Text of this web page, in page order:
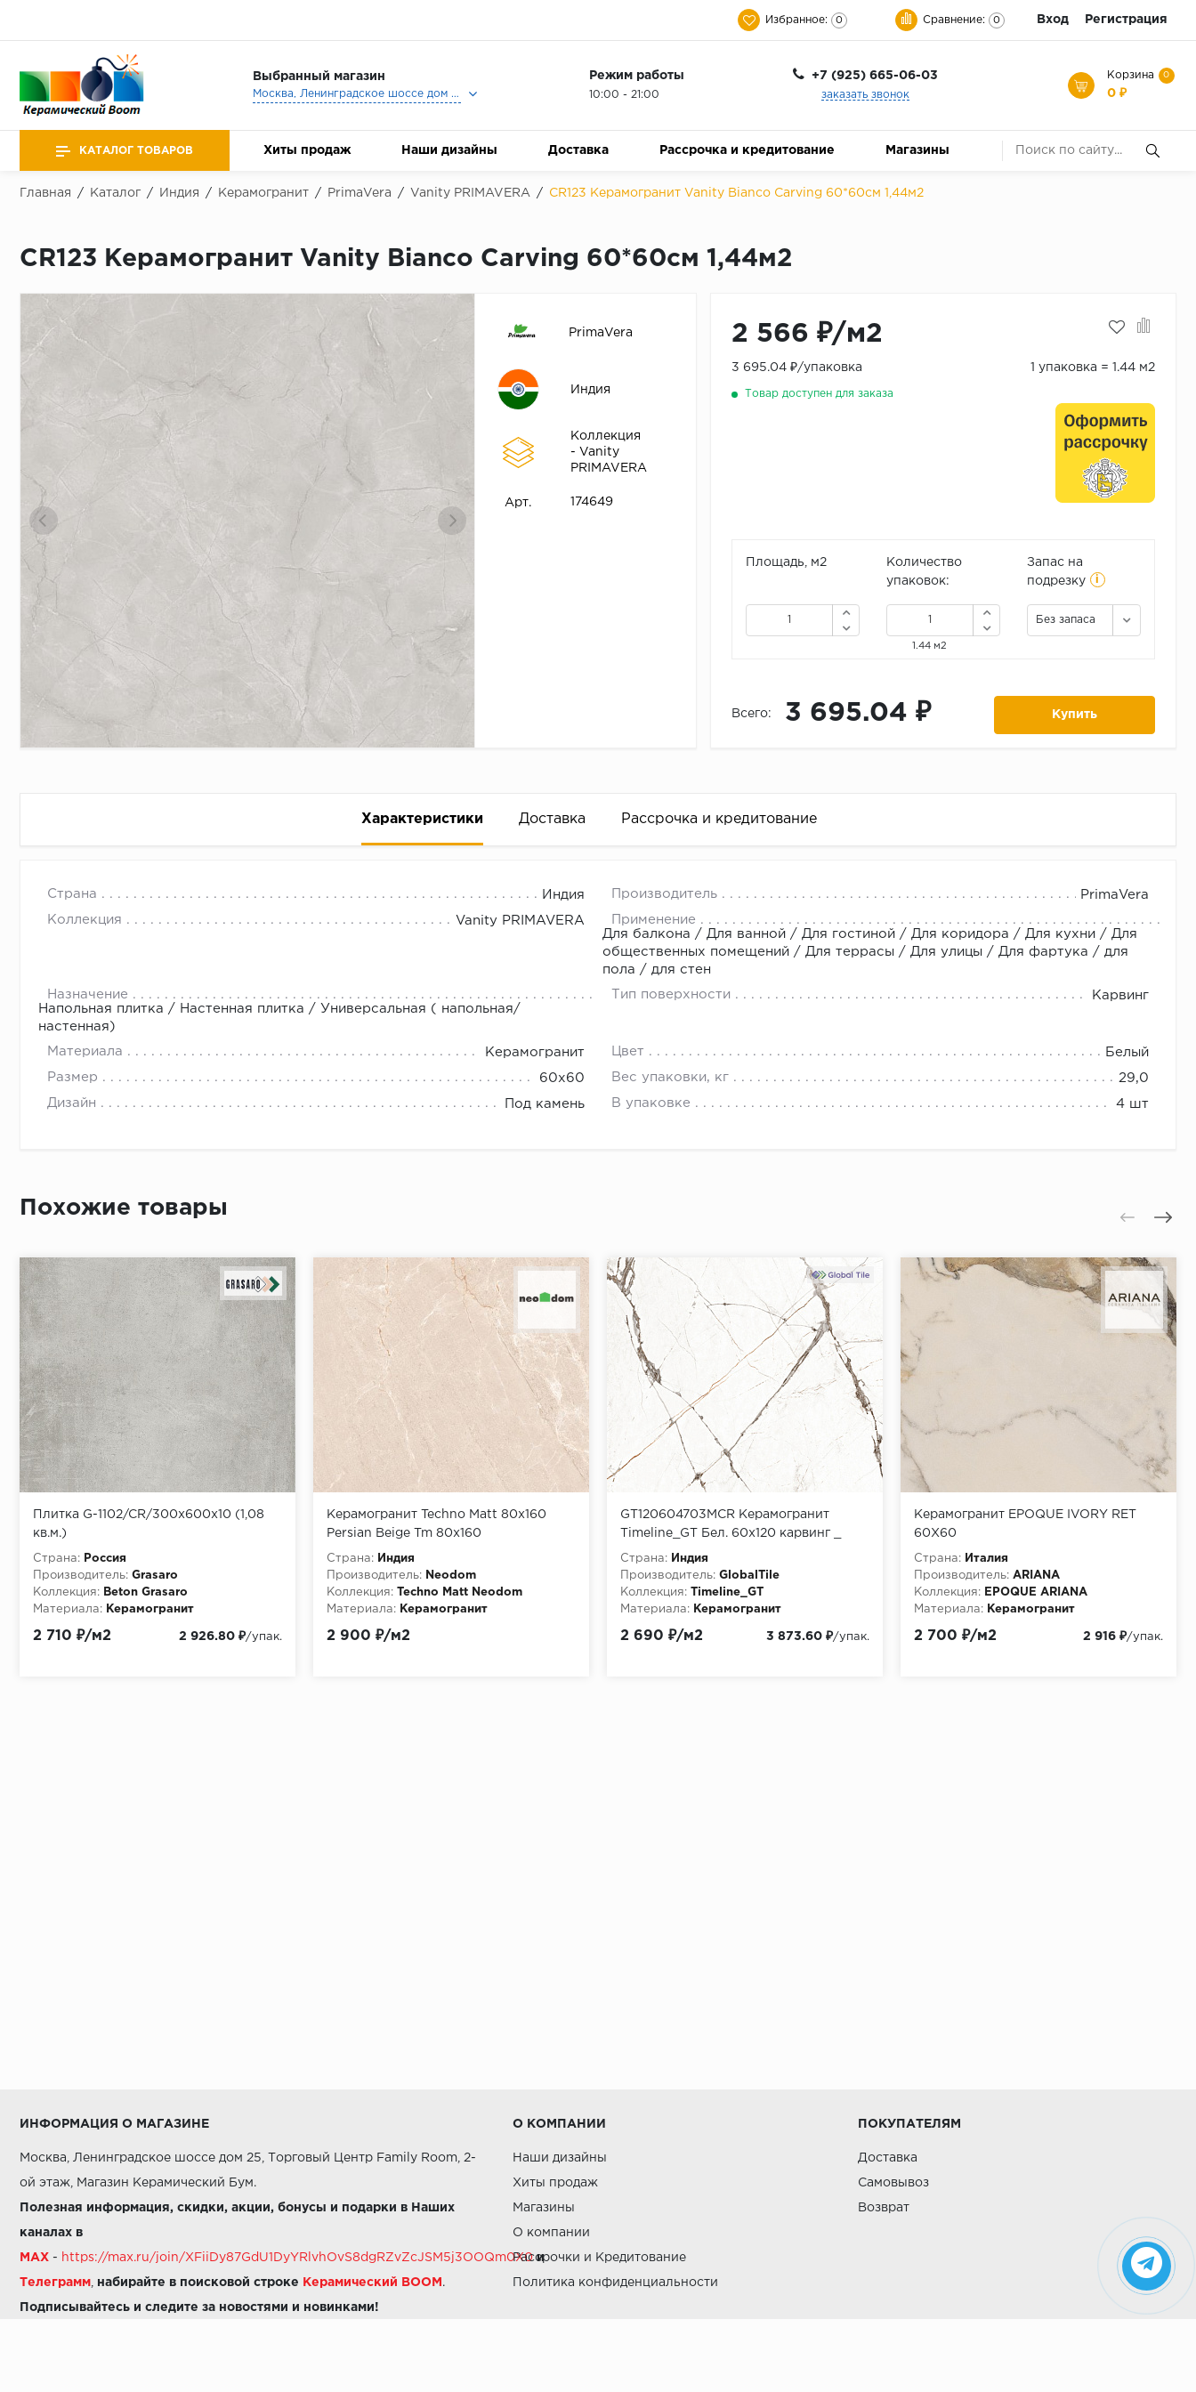
Избранное: 0 Сравнение: 0 Вход Регистрация
Выбранный магазин
Москва, Ленинградское шоссе дом 25, Торговый Центр Family Room, 2-ой этаж, Магазин Керамический Бум.
Режим работы
10:00 - 21:00
+7 (925) 665-06-03
заказать звонок
Корзина 0
0 ₽
КАТАЛОГ ТОВАРОВ Хиты продаж Наши дизайны Доставка Рассрочка и кредитование Магазины
Главная / Каталог / Индия / Керамогранит / PrimaVera / Vanity PRIMAVERA / CR123 Керамогранит Vanity Bianco Carving 60*60см 1,44м2
CR123 Керамогранит Vanity Bianco Carving 60*60см 1,44м2
PrimaVera
Индия
Коллекция
- Vanity
PRIMAVERA
Арт. 174649
2 566 ₽/м2
3 695.04 ₽/упаковка 1 упаковка = 1.44 м2
Товар доступен для заказа
Площадь, м2
Количество
упаковок:
1.44 м2
Запас на
подрезку
i
Без запаса
Всего: 3 695.04 ₽ Купить
Характеристики Доставка Рассрочка и кредитование
Страна Индия Производитель PrimaVera
Коллекция Vanity PRIMAVERA
Применение
Для балкона / Для ванной / Для гостиной / Для коридора / Для кухни / Для
общественных помещений / Для террасы / Для улицы / Для фартука / для
пола / для стен
Назначение
Напольная плитка / Настенная плитка / Универсальная ( напольная/
настенная)
Тип поверхности Карвинг
Материала Керамогранит Цвет Белый
Размер 60x60 Вес упаковки, кг 29,0
Дизайн Под камень В упаковке 4 шт
Рассрочка беспроцентная: вы не платите за пользование деньгами
Высокая вероятность одобрения: до 95%
Подписание договора доступным способом: в магазине, на встрече с представителем или по СМС
Одобрение за 1-2 минуты
Похожие товары
Плитка G-1102/CR/300x600x10 (1,08
кв.м.)
Страна:
Россия
Производитель: Grasaro
Коллекция:
Beton Grasaro
Материала:
Керамогранит
2 710 ₽/м2 2 926.80 ₽/упак.
Керамогранит Techno Matt 80x160
Persian Beige Tm 80x160
Страна:
Индия
Производитель:
Neodom
Коллекция:
Techno Matt Neodom
Материала:
Керамогранит
2 900 ₽/м2
GT120604703MCR Керамогранит
Timeline_GT Бел. 60x120 карвинг _
1\43,2-monarch
Страна:
Индия
Производитель: GlobalTile
Коллекция:
Timeline_GT
Материала:
Керамогранит
2 690 ₽/м2 3 873.60 ₽/упак.
Керамогранит EPOQUE IVORY RET
60X60
Страна:
Италия
Производитель: ARIANA
Коллекция:
EPOQUE ARIANA
Материала:
Керамогранит
2 700 ₽/м2 2 916 ₽/упак.
ИНФОРМАЦИЯ О МАГАЗИНЕ
Москва, Ленинградское шоссе дом 25, Торговый Центр Family Room, 2-
ой этаж, Магазин Керамический Бум.
Полезная информация, скидки, акции, бонусы и подарки в Наших
каналах в
MAX - https://max.ru/join/XFiiDy87GdU1DyYRlvhOvS8dgRZvZcJSM5j3OOQm0X0 и
Телеграмм набирайте в поисковой строке Керамический BOOM .
Подписывайтесь и следите за новостями и новинками!
О КОМПАНИИ
Наши дизайны
Хиты продаж
Магазины
О компании
Рассрочки и Кредитование
Политика конфиденциальности
ПОКУПАТЕЛЯМ
Доставка
Самовывоз
Возврат